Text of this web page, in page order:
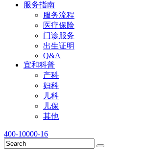
服务指南
服务流程
医疗保险
门诊服务
出生证明
Q&A
宜和科普
产科
妇科
儿科
儿保
其他
400-10000-16